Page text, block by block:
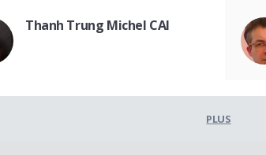
Thanh Trung Michel CAI
PLUS